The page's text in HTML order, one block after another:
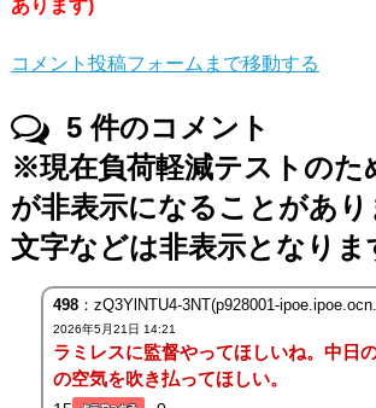
あります)
コメント投稿フォームまで移動する
5件のコメント
※現在負荷軽減テストのた
が非表示になることがあ
文字などは非表示となりま
498：zQ3YlNTU4-3NT(p928001-
2026年5月21日 14:21
ラミレスに監督やってほしいね。中日
の空気を吹き払ってほしい。